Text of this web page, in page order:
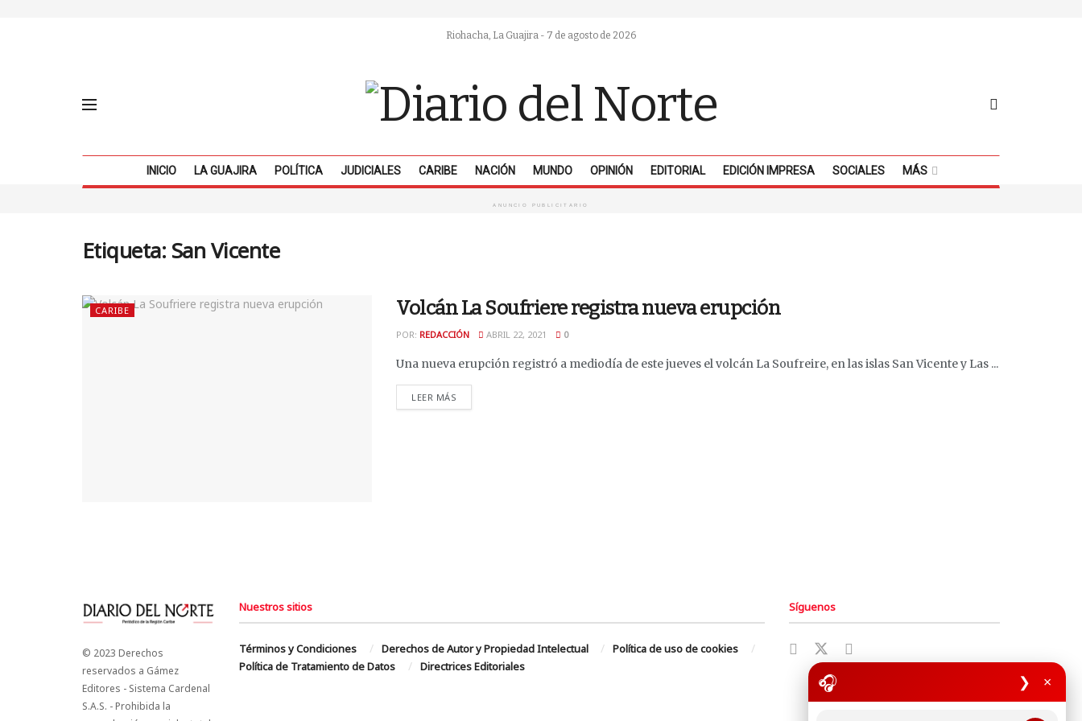
🎧 ❯ ×
Riohacha, La Guajira - 7 de agosto de 2026
INICIO LA GUAJIRA POLÍTICA JUDICIALES CARIBE NACIÓN MUNDO OPINIÓN EDITORIAL EDICIÓN IMPRESA SOCIALES MÁS
ANUNCIO PUBLICITARIO
Etiqueta: San Vicente
CARIBE Volcán La Soufriere registra nueva erupción
POR: REDACCIÓN ABRIL 22, 2021 0
Una nueva erupción registró a mediodía de este jueves el volcán La Soufreire, en las islas San Vicente y Las ...
LEER MÁS
© 2023 Derechos
reservados a Gámez
Editores - Sistema Cardenal
S.A.S. - Prohibida la
Nuestros sitios
Términos y Condiciones Derechos de Autor y Propiedad Intelectual
Política de uso de cookies
Política de Tratamiento de Datos
Directrices Editoriales
Síguenos